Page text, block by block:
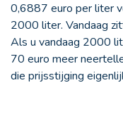
0,6887 euro per liter
2000 liter. Vandaag
Als u vandaag 2000
70 euro meer
die prijsstijging